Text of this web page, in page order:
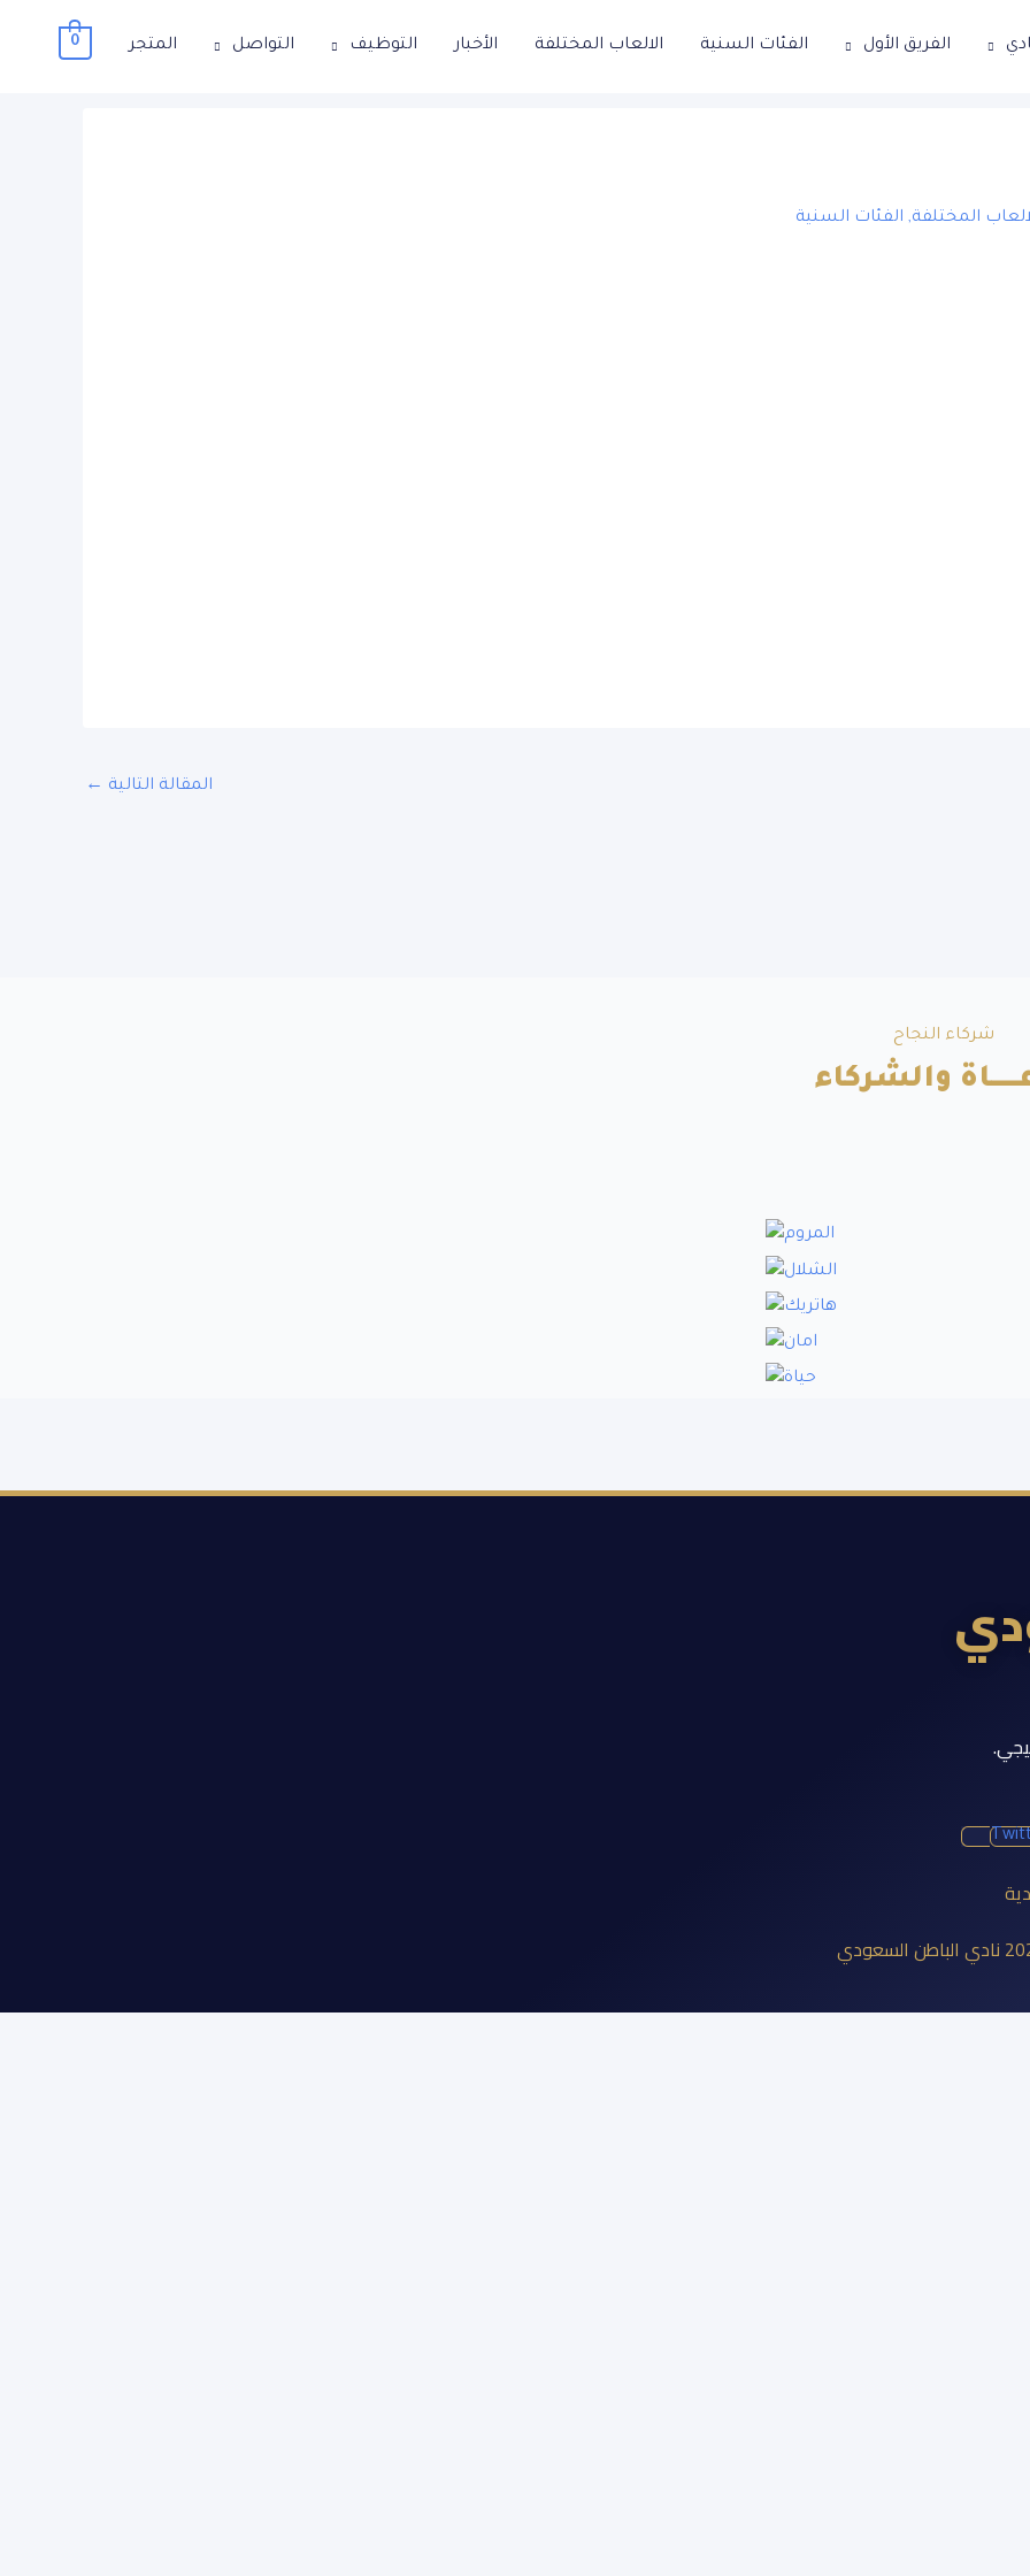
الفريق الأول الفئات السنية الالعاب المختلفة الأخبار التوظيف التواصل المتجر 0
المختلفة, الفئات السنية
المقالة التالية ←
شركاء النجاح
والشركاء